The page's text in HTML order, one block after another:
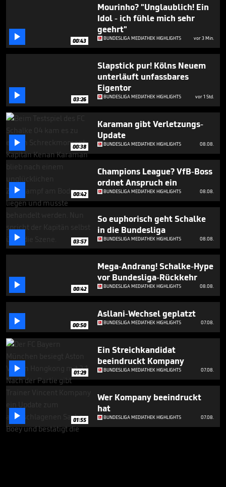
seconds
 00:43
Mourinho? "Unglaublich! Ein
Idol - ich fühle mich sehr
geehrt"
BUNDESLIGA MEDIATHEK HIGHLIGHTS vor 3 Min.
 03:26
Slapstick pur! Kölns Neuem
unterläuft unfassbares
Eigentor
BUNDESLIGA MEDIATHEK HIGHLIGHTS vor 1 Std.
 00:38
Karaman gibt Verletzungs-
Update
BUNDESLIGA MEDIATHEK HIGHLIGHTS 08.08.
 00:42
Champions League? VfB-Boss
ordnet Anspruch ein
BUNDESLIGA MEDIATHEK HIGHLIGHTS 08.08.
 03:57
So euphorisch geht Schalke
in die Bundesliga
BUNDESLIGA MEDIATHEK HIGHLIGHTS 08.08.
 00:42
Mega-Andrang! Schalke-Hype
vor Bundesliga-Rückkehr
BUNDESLIGA MEDIATHEK HIGHLIGHTS 08.08.
 00:50
Asllani-Wechsel geplatzt
BUNDESLIGA MEDIATHEK HIGHLIGHTS 07.08.
 01:29
Ein Streichkandidat
beeindruckt Kompany
BUNDESLIGA MEDIATHEK HIGHLIGHTS 07.08.
 01:55
Wer Kompany beeindruckt
hat
BUNDESLIGA MEDIATHEK HIGHLIGHTS 07.08.